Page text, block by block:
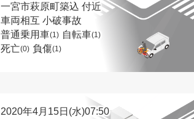
一宮市萩原町築込 付近
車両相互 小破事故
普通乗用車(1) 自転車(1)
死亡(0) 負傷(1)
2020年4月15日(水)07:50